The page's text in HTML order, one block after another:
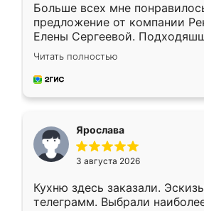
Больше всех мне
предложение от компании
Елены Сергеевой.
короткие сроки
для замера сотрудник
предложил по моему эскизу
Читать полностью
Ярослава
3 августа 2026
Кухню здесь заказали.
телеграмм. Выбрали